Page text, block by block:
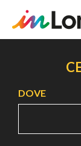
principale
DOVE